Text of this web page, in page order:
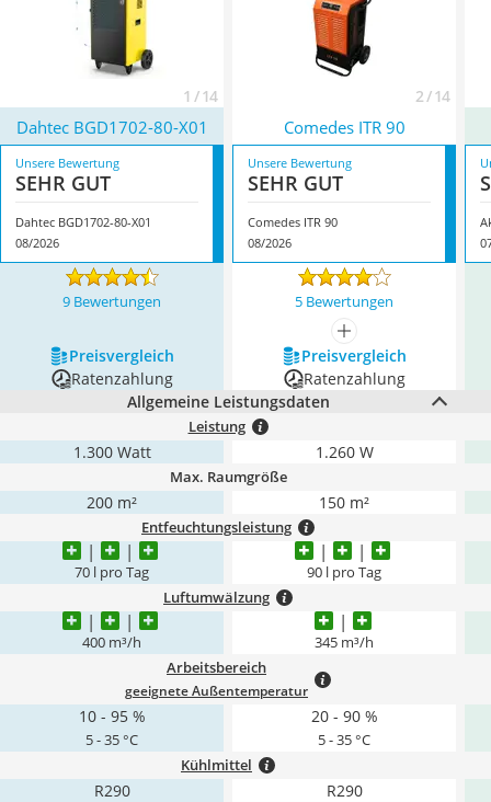
1 / 14 2 / 14
Dahtec BGD1702-80-X01 Comedes ITR 90
Unsere Bewertung
SEHR GUT
Dahtec BGD1702-80-X01
08/2026
Unsere Bewertung
SEHR GUT
Comedes ITR 90
08/2026
9 Bewertungen 5 Bewertungen
mehr anzeigen
Preis­vergleich
Preis­vergleich
Ratenzahlung
Ratenzahlung
Allgemeine Leistungsdaten
Leistung
1.300 Watt 1.260 W
Max. Raumgröße
200 m² 150 m²
Entfeuchtungsleistung
70 l pro Tag 90 l pro Tag
Luftumwälzung
400 m³/h 345 m³/h
Arbeitsbereich
geeignete Außentemperatur
10 - 95 %
5 - 35 °C
20 - 90 %
5 - 35 °C
Kühlmittel
R290
R290